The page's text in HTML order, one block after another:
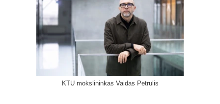
KTU mokslininkas Vaidas Petrulis